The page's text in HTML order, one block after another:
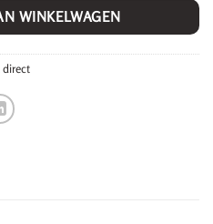
WINKELWAGEN
direct